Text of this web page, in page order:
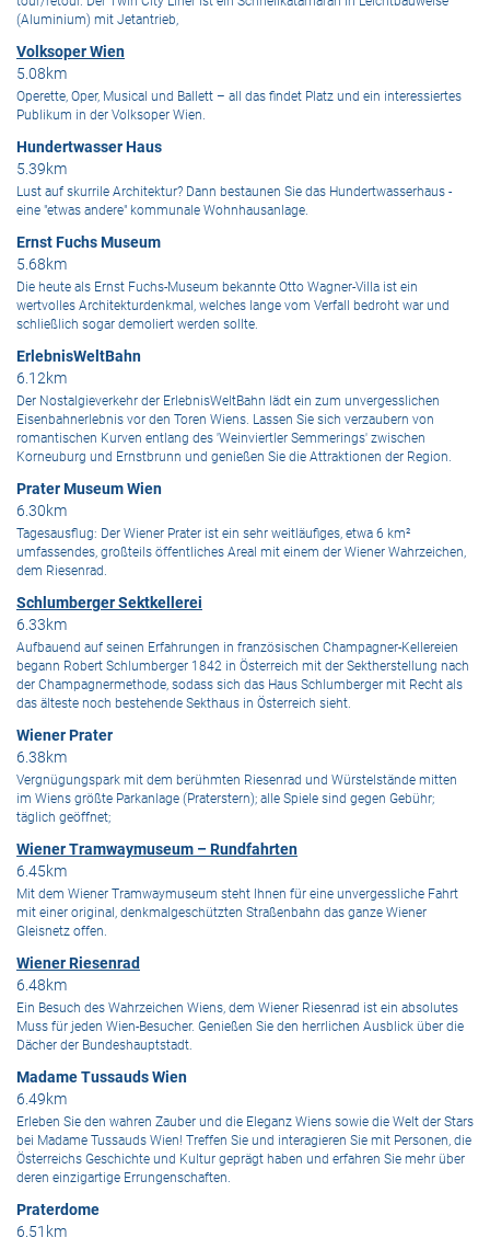
(Aluminium) mit Jetantrieb,
Volksoper Wien
5.08km
Operette, Oper, Musical und Ballett – all das findet Platz und ein interessiertes
Publikum in der Volksoper Wien.
Hundertwasser Haus
5.39km
Lust auf skurrile Architektur? Dann bestaunen Sie das Hundertwasserhaus -
eine "etwas andere" kommunale Wohnhausanlage.
Ernst Fuchs Museum
5.68km
Die heute als Ernst Fuchs-Museum bekannte Otto Wagner-Villa ist ein
wertvolles Architekturdenkmal, welches lange vom Verfall bedroht war und
schließlich sogar demoliert werden sollte.
ErlebnisWeltBahn
6.12km
Der Nostalgieverkehr der ErlebnisWeltBahn lädt ein zum unvergesslichen
Eisenbahnerlebnis vor den Toren Wiens. Lassen Sie sich verzaubern von
romantischen Kurven entlang des 'Weinviertler Semmerings' zwischen
Korneuburg und Ernstbrunn und genießen Sie die Attraktionen der Region.
Prater Museum Wien
6.30km
Tagesausflug: Der Wiener Prater ist ein sehr weitläufiges, etwa 6 km²
umfassendes, großteils öffentliches Areal mit einem der Wiener Wahrzeichen,
dem Riesenrad.
Schlumberger Sektkellerei
6.33km
Aufbauend auf seinen Erfahrungen in französischen Champagner-Kellereien
begann Robert Schlumberger 1842 in Österreich mit der Sektherstellung nach
der Champagnermethode, sodass sich das Haus Schlumberger mit Recht als
das älteste noch bestehende Sekthaus in Österreich sieht.
Wiener Prater
6.38km
Vergnügungspark mit dem berühmten Riesenrad und Würstelstände mitten
im Wiens größte Parkanlage (Praterstern); alle Spiele sind gegen Gebühr;
täglich geöffnet;
Wiener Tramwaymuseum – Rundfahrten
6.45km
Mit dem Wiener Tramwaymuseum steht Ihnen für eine unvergessliche Fahrt
mit einer original, denkmalgeschützten Straßenbahn das ganze Wiener
Gleisnetz offen.
Wiener Riesenrad
6.48km
Ein Besuch des Wahrzeichen Wiens, dem Wiener Riesenrad ist ein absolutes
Muss für jeden Wien-Besucher. Genießen Sie den herrlichen Ausblick über die
Dächer der Bundeshauptstadt.
Madame Tussauds Wien
6.49km
Erleben Sie den wahren Zauber und die Eleganz Wiens sowie die Welt der Stars
bei Madame Tussauds Wien! Treffen Sie und interagieren Sie mit Personen, die
Österreichs Geschichte und Kultur geprägt haben und erfahren Sie mehr über
deren einzigartige Errungenschaften.
Praterdome
6.51km